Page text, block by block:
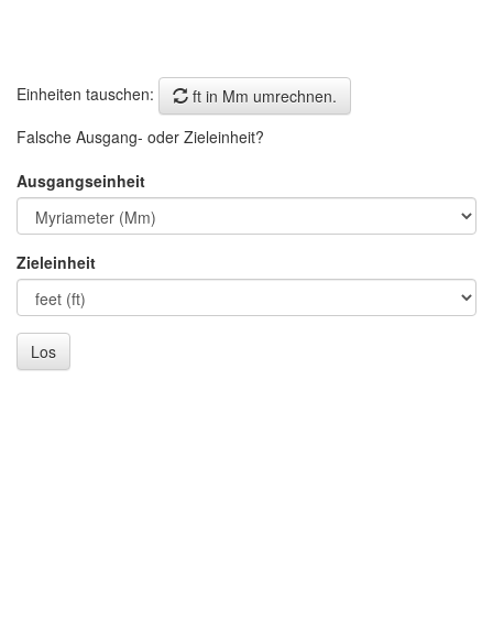
Einheiten tauschen:
ft in Mm umrechnen.
Falsche Ausgang- oder Zieleinheit?
Ausgangseinheit
Zieleinheit
Los